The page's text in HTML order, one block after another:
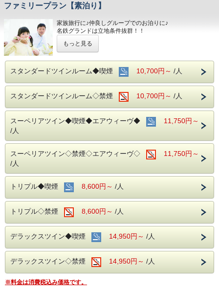
ファミリープラン【素泊り】
家族旅行に♪仲良しグループでのお泊りに♪
名鉄グランドは立地条件抜群！！
！！さらに！！
☆★家族旅行には嬉しい♪添い寝のお子様は
無料で宿泊ＯＫです
■お客様に安全にお過ごしいただく為に、お客様の触れる機
会が多い場所を
アルコール消毒を行っております。
当ホテルの客室は窓が開放出来る為、簡単に空気を入れ替
える事が可能です。
清掃時は常に換気をして新鮮な空気に入れ替えておりま
名鉄名古屋駅：徒歩１分
発着！
■みんなでお出かけ♪観光スポットのご案内■
名古屋城：お城好きな方にも好評の名古屋城。おもてなし武
将隊の活躍も話題♪
名古屋港水族館：子供も大人も楽しめる大迫力のイルカパフ
ォーマンス◎
リニア鉄道館：歴代の新幹線・在来線の実物車両展示あり。
もっと見る
スタンダードツインルーム◆喫煙 10,700円～ /人
スタンダードツインルーム◇禁煙 10,700円～ /人
スーペリアツイン◆喫煙◆エアウィーヴ◆
11,750円～
/人
スーペリアツイン◇禁煙◇エアウィーヴ◇
11,750円～
/人
トリプル◆喫煙 8,600円～ /人
トリプル◇禁煙 8,600円～ /人
デラックスツイン◆喫煙 14,950円～ /人
デラックスツイン◇禁煙 14,950円～ /人
※料金は消費税込み価格です。